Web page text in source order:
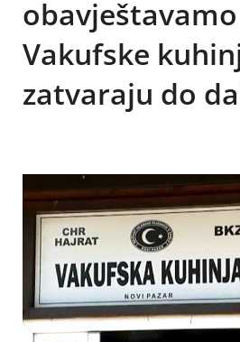
Vakufske
zatvaraju do